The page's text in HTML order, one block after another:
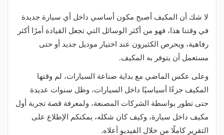
لا شك أن المكيف أصبح مكون أساسي داخل أي سيارة جديدة
في وقتنا هذا، فهو من أكثر الوسائل التي تجعل القيادة أمرًا أكثر
رفاهية، ويحرص الكثيرون عند اختيار موديل جديد أو حتى
مستعمل أن يتوفر به المكيف.
وعلى عكس الماضي مع بداية صناعة السيارات، لم وقتها
المكيف جزءًا أسياسيًا داخل السيارات، وظل سنوات عديدة
حتى تطور بواسطة الشركات المصنعة، ولمعرفة قصة تجربة أول
مكيف داخل سيارة، وكيف كان شكله، يمكنكم الإطلاع على
التقرير كاملًا من خلال الفيديو أعلاه.